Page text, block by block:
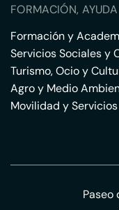
FORMACIÓN,
Formación y
Servicios Sociales y
Turismo, Ocio y
Agro y Medio
Movilidad y
Paseo